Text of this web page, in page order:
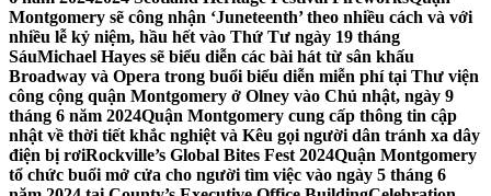
Montgomery sẽ công nhận ‘Juneteenth’ theo nhiều cách và với
nhiều lễ kỷ niệm, hầu hết vào Thứ Tư ngày 19 tháng
SáuMichael Hayes sẽ biểu diễn các bài hát từ sân khấu
Broadway và Opera trong buổi biểu diễn miễn phí tại Thư viện
công cộng quận Montgomery ở Olney vào Chủ nhật, ngày 9
tháng 6 năm 2024Quận Montgomery cung cấp thông tin cập
nhật về thời tiết khắc nghiệt và Kêu gọi người dân tránh xa dây
điện bị rơiRockville’s Global Bites Fest 2024Quận Montgomery
tổ chức buổi mở cửa cho người tìm việc vào ngày 5 tháng 6